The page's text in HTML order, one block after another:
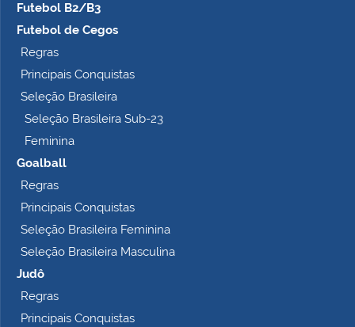
Futebol B2/B3
Futebol de Cegos
Regras
Principais Conquistas
Seleção Brasileira
Seleção Brasileira Sub-23
Feminina
Goalball
Regras
Principais Conquistas
Seleção Brasileira Feminina
Seleção Brasileira Masculina
Judô
Regras
Principais Conquistas